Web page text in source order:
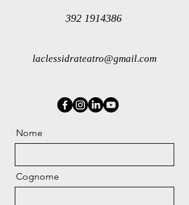
392 1914386
laclessidrateatro@gmail.com
Nome
Cognome